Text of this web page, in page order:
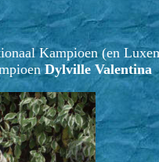
Kampioen (en
Dylville Valentina